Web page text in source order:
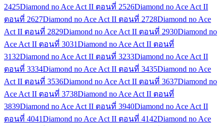
2425Diamond no Ace Act II ตอนที่ 2526Diamond no Ace Act II
ตอนที่ 2627Diamond no Ace Act II ตอนที่ 2728Diamond no Ace
Act II ตอนที่ 2829Diamond no Ace Act II ตอนที่ 2930Diamond no
Ace Act II ตอนที่ 3031Diamond no Ace Act II ตอนที่
3132Diamond no Ace Act II ตอนที่ 3233Diamond no Ace Act II
ตอนที่ 3334Diamond no Ace Act II ตอนที่ 3435Diamond no Ace
Act II ตอนที่ 3536Diamond no Ace Act II ตอนที่ 3637Diamond no
Ace Act II ตอนที่ 3738Diamond no Ace Act II ตอนที่
3839Diamond no Ace Act II ตอนที่ 3940Diamond no Ace Act II
ตอนที่ 4041Diamond no Ace Act II ตอนที่ 4142Diamond no Ace